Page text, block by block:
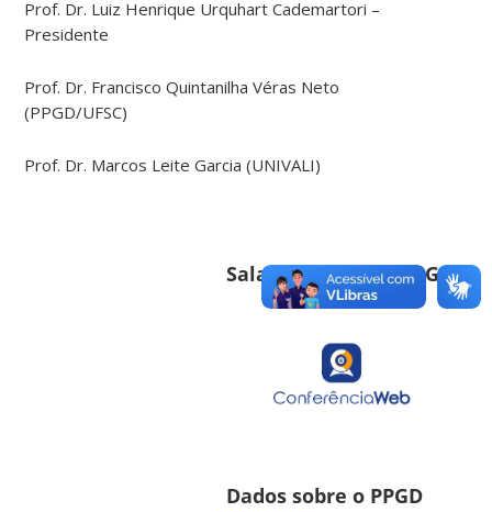
Prof. Dr. Luiz Henrique Urquhart Cademartori –
Presidente
Prof. Dr. Francisco Quintanilha Véras Neto
(PPGD/UFSC)
Prof. Dr. Marcos Leite Garcia (UNIVALI)
Sala de Reuniões PPGD
Dados sobre o PPGD